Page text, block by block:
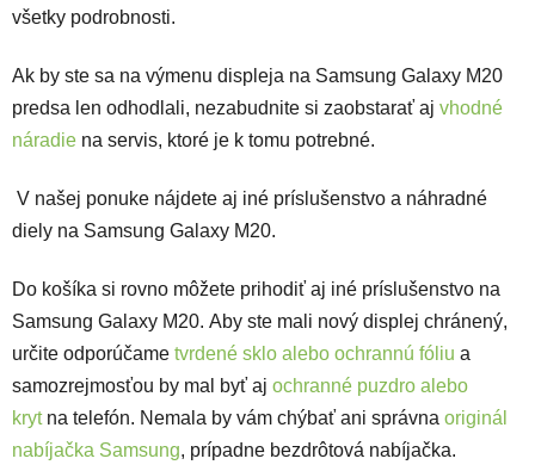
všetky podrobnosti.
Ak by ste sa na výmenu displeja na Samsung Galaxy M20
predsa len odhodlali, nezabudnite si zaobstarať aj vhodné
náradie na servis, ktoré je k tomu potrebné.
V našej ponuke nájdete aj iné príslušenstvo a náhradné
diely na Samsung Galaxy M20.
Do košíka si rovno môžete prihodiť aj iné príslušenstvo na
Samsung Galaxy M20. Aby ste mali nový displej chránený,
určite odporúčame tvrdené sklo alebo ochrannú fóliu a
samozrejmosťou by mal byť aj ochranné puzdro alebo
krytna telefón. Nemala by vám chýbať ani správna originál
nabíjačka Samsung, prípadne bezdrôtová nabíjačka.